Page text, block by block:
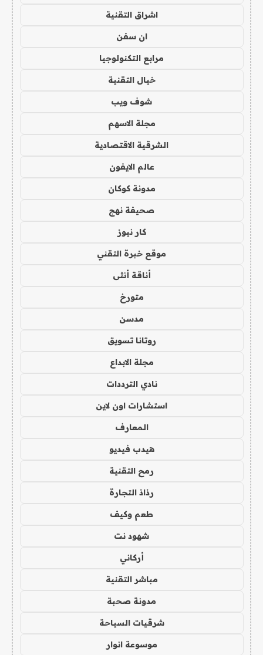
اشراق التقنية
ان سفن
مرابع التكنولوجيا
خيال التقنية
شوف ويب
مجلة الاسهم
الشرقية الاقتصادية
عالم الايفون
مدونة كوكان
صحيفة نهج
كار نيوز
موقع خبرة التقني
أناقة أنثى
متورخ
مدسن
روتانا تسويق
مجلة الابداع
نادي الترددات
استشارات اون لاين
المعارف
هيدب فيديو
رمح التقنية
رذاذ التجارة
طعم وكيف
شهود نت
أركاني
مباشر التقنية
مدونة صحبة
شرقيات السياحة
موسوعة انوار